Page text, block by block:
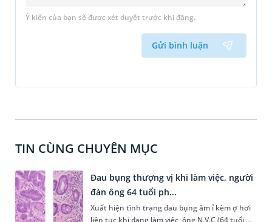
Ý kiến của bạn sẽ được xét duyệt trước khi đăng.
Gửi bình luận
TIN CÙNG CHUYÊN MỤC
Đau bụng thượng vị khi làm việc, người
đàn ông 64 tuổi ph...
Xuất hiện tình trạng đau bụng âm ỉ kèm ợ hơi